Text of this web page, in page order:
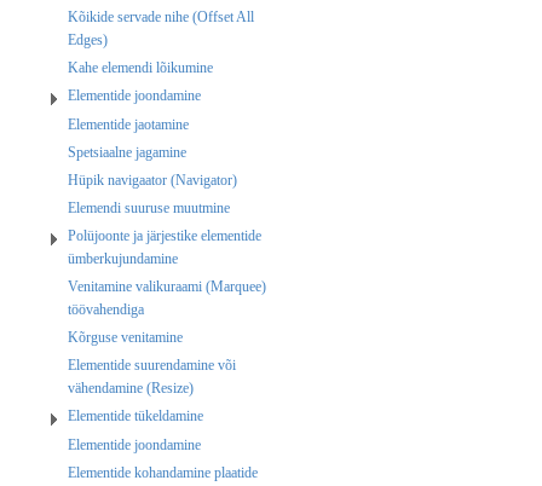
Kõikide servade nihe (Offset All
Edges)
Kahe elemendi lõikumine
Elementide joondamine
Elementide jaotamine
Spetsiaalne jagamine
Hüpik navigaator (Navigator)
Elemendi suuruse muutmine
Polüjoonte ja järjestike elementide
ümberkujundamine
Venitamine valikuraami (Marquee)
töövahendiga
Kõrguse venitamine
Elementide suurendamine või
vähendamine (Resize)
Elementide tükeldamine
Elementide joondamine
Elementide kohandamine plaatide